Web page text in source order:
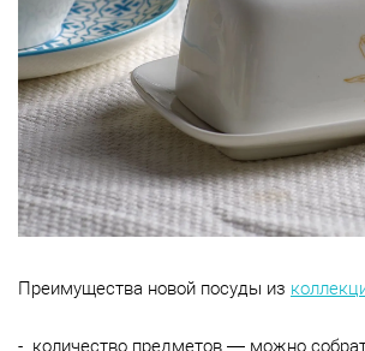
Преимущества новой посуды из
- количество предметов — можно